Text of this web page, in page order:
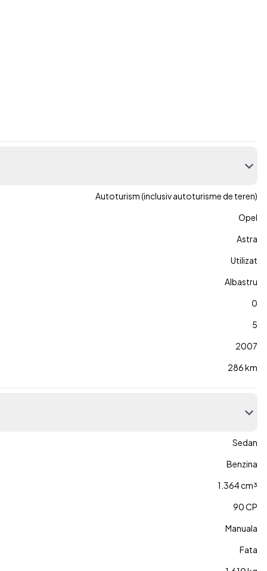
Autoturism (inclusiv autoturisme de teren)
Opel
Astra
Utilizat
Albastru
0
5
2007
286 km
Sedan
Benzina
1.364 cm³
90 CP
Manuala
Fata